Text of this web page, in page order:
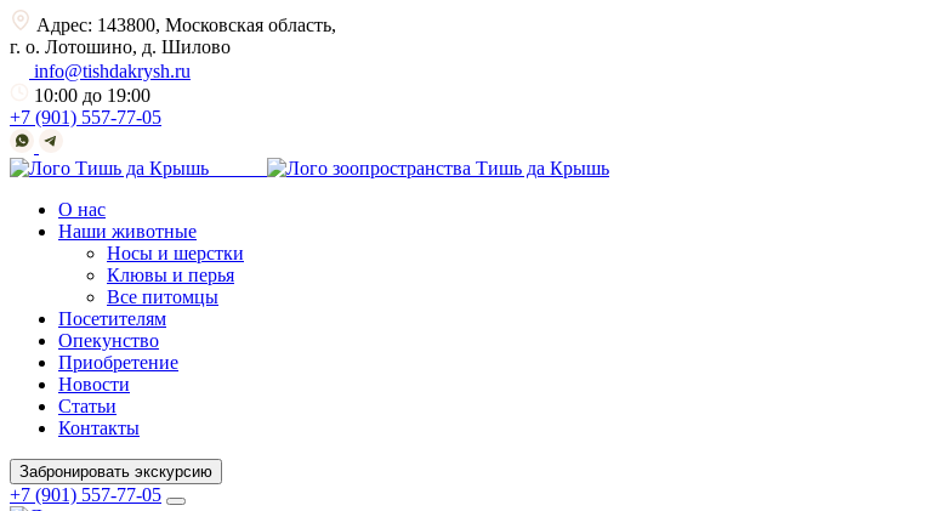
Адрес: 143800, Московская область,
г. о. Лотошино, д. Шилово
info@tishdakrysh.ru
10:00 до 19:00
+7 (901) 557-77-05
О нас
Наши животные
Носы и шерстки
Клювы и перья
Все питомцы
Посетителям
Опекунство
Приобретение
Новости
Статьи
Контакты
Забронировать экскурсию
+7 (901) 557-77-05